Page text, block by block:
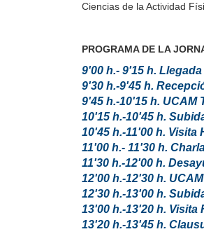
Ciencias de la Actividad
PROGRAMA DE LA
9'00 h.- 9'15 h.
9'30 h.-9'45 h.
9'45 h.-10'15 h. UCAM
10'15 h.-10'45 h.
10'45 h.-11'00 h. Visita
11'00 h.- 11'30 h.
11'30 h.-12'00 h.
12'00 h.-12'30 h.
12'30 h.-13'00 h.
13'00 h.-13'20 h.
13'20 h.-13'45 h.